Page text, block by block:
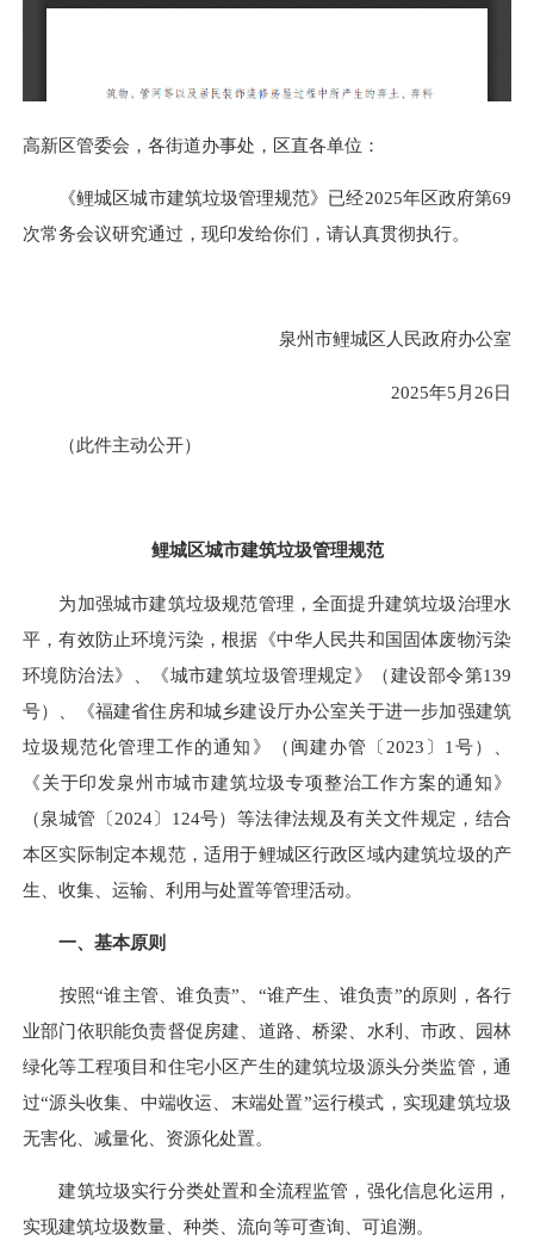
高新区管委会，各街道办事处，区直各单位：
《鲤城区城市建筑垃圾管理规范》已经2025年区政府第69
次常务会议研究通过，现印发给你们，请认真贯彻执行。
泉州市鲤城区人民政府办公室
2025年5月26日
（此件主动公开）
鲤城区城市建筑垃圾管理规范
为加强城市建筑垃圾规范管理，全面提升建筑垃圾治理水
平，有效防止环境污染，根据《中华人民共和国固体废物污染
环境防治法》、《城市建筑垃圾管理规定》（建设部令第139
号）、《福建省住房和城乡建设厅办公室关于进一步加强建筑
垃圾规范化管理工作的通知》（闽建办管〔2023〕1号）、
《关于印发泉州市城市建筑垃圾专项整治工作方案的通知》
（泉城管〔2024〕124号）等法律法规及有关文件规定，结合
本区实际制定本规范，适用于鲤城区行政区域内建筑垃圾的产
生、收集、运输、利用与处置等管理活动。
一、基本原则
按照“谁主管、谁负责”、“谁产生、谁负责”的原则，各行
业部门依职能负责督促房建、道路、桥梁、水利、市政、园林
绿化等工程项目和住宅小区产生的建筑垃圾源头分类监管，通
过“源头收集、中端收运、末端处置”运行模式，实现建筑垃圾
无害化、减量化、资源化处置。
建筑垃圾实行分类处置和全流程监管，强化信息化运用，
实现建筑垃圾数量、种类、流向等可查询、可追溯。